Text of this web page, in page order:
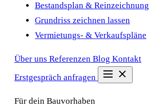
Bestandsplan & Reinzeichnung
Grundriss zeichnen lassen
Vermietungs- & Verkaufspläne
Über uns Referenzen Blog Kontakt
Erstgespräch anfragen
Für dein Bauvorhaben